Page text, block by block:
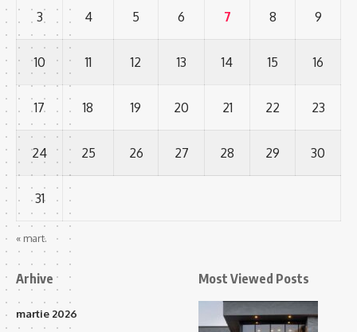
3 4 5 6 7 8 9
10 11 12 13 14 15 16
17 18 19 20 21 22 23
24 25 26 27 28 29 30
31
« mart.
Arhive
martie 2026
Most Viewed Posts